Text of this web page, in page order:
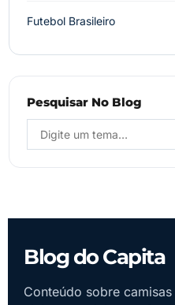
Futebol Brasileiro
Pesquisar No Blog
Blog do Capita
Conteúdo sobre